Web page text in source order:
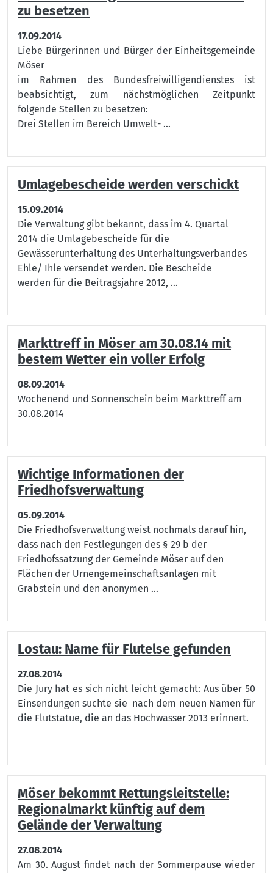
zu besetzen
17.09.2014
Liebe Bürgerinnen und Bürger der Einheitsgemeinde
Möser
im Rahmen des Bundesfreiwilligendienstes ist
beabsichtigt, zum nächstmöglichen Zeitpunkt
folgende Stellen zu besetzen:
Drei Stellen im Bereich Umwelt- ...
Umlagebescheide werden verschickt
15.09.2014
Die Verwaltung gibt bekannt, dass im 4. Quartal
2014 die Umlagebescheide für die
Gewässerunterhaltung des Unterhaltungsverbandes
Ehle/ Ihle versendet werden. Die Bescheide
werden für die Beitragsjahre 2012, ...
Markttreff in Möser am 30.08.14 mit
bestem Wetter ein voller Erfolg
08.09.2014
Wochenend und Sonnenschein beim Markttreff am
30.08.2014
Wichtige Informationen der
Friedhofsverwaltung
05.09.2014
Die Friedhofsverwaltung weist nochmals darauf hin,
dass nach den Festlegungen des § 29 b der
Friedhofssatzung der Gemeinde Möser auf den
Flächen der Urnengemeinschaftsanlagen mit
Grabstein und den anonymen ...
Lostau: Name für Flutelse gefunden
27.08.2014
Die Jury hat es sich nicht leicht gemacht: Aus über 50
Einsendungen suchte sie nach dem neuen Namen für
die Flutstatue, die an das Hochwasser 2013 erinnert.
Möser bekommt Rettungsleitstelle:
Regionalmarkt künftig auf dem
Gelände der Verwaltung
27.08.2014
Am 30. August findet nach der Sommerpause wieder